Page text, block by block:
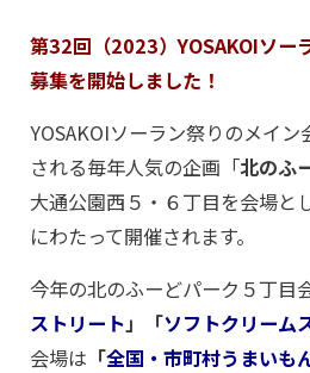
第32回（2023）YOSAKOIソー
募集を開始しました！
YOSAKOIソーラン祭りのメイ
される毎年人気の企画「北のふ
大通公園西５・６丁目を会場と
にわたって開催されます。
今年の北のふーどパーク５丁目
ストリート」「ソフトクリーム
会場は 「全国・市町村うまいも